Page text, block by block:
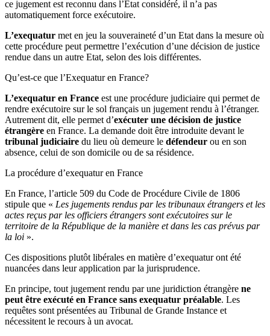
ce jugement est reconnu dans l’Etat considéré, il n’a pas
automatiquement force exécutoire.
L’exequatur met en jeu la souveraineté d’un Etat dans la mesure où
cette procédure peut permettre l’exécution d’une décision de justice
rendue dans un autre Etat, selon des lois différentes.
Qu’est-ce que l’Exequatur en France?
L’exequatur en France est une procédure judiciaire qui permet de
rendre exécutoire sur le sol français un jugement rendu à l’étranger.
Autrement dit, elle permet d’exécuter une décision de justice
étrangère en France. La demande doit être introduite devant le
tribunal judiciaire du lieu où demeure le défendeur ou en son
absence, celui de son domicile ou de sa résidence.
La procédure d’exequatur en France
En France, l’article 509 du Code de Procédure Civile de 1806
stipule que « Les jugements rendus par les tribunaux étrangers et les
actes reçus par les officiers étrangers sont exécutoires sur le
territoire de la République de la manière et dans les cas prévus par
la loi ».
Ces dispositions plutôt libérales en matière d’exequatur ont été
nuancées dans leur application par la jurisprudence.
En principe, tout jugement rendu par une juridiction étrangère ne
peut être exécuté en France sans exequatur préalable. Les
requêtes sont présentées au Tribunal de Grande Instance et
nécessitent le recours à un avocat.